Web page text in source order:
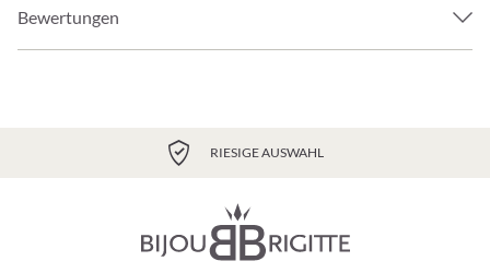
Bewertungen
RIESIGE AUSWAHL